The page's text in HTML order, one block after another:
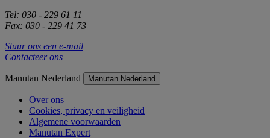
Tel: 030 - 229 61 11
Fax: 030 - 229 41 73
Stuur ons een e-mail
Contacteer ons
Manutan Nederland Manutan Nederland
Over ons
Cookies, privacy en veiligheid
Algemene voorwaarden
Manutan Expert